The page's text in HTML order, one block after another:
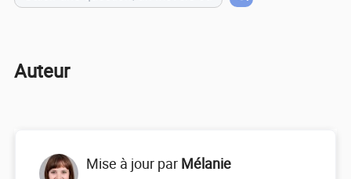
Auteur
Mise à jour par Mélanie